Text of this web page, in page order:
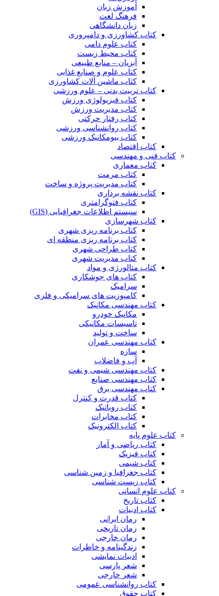
آموزش زبان
فرهنگ لغت
زبان دانشگاهی
کتاب کشاورزی و دامپروری
کتاب علوم دامی
کتاب محیط زیست
آبزیان – منابع طبیعی
کتاب علوم و صنایع غذایی
کتاب ماشین آلات کشاورزی
کتاب تربیت بدنی – علوم ورزشی
کتاب فیزیولوژی ورزش
کتاب مدیریت ورزش
کتاب رفتار حرکتی
کتاب روانشناسی ورزشی
کتاب بیومکانیک ورزشی
کتاب اقتصاد
کتاب فنی و مهندسی
کتاب معماری
کتاب مرمت
کتاب مدیریت پروژه و ساخت
کتاب نقشه برداری
کتاب فتوگرامتری
سیستم اطلاعات جغرافیایی (GIS)
کتاب شهرسازی
کتاب برنامه ریزی شهری
کتاب برنامه ریزی منطقه ای
کتاب طراحی شهری
کتاب مدیریت شهری
کتاب متالورژی و مواد
کتاب های جوشکاری
سرامیک
کامپوزیت های سرامیکی و فلزی
کتاب مهندسی مکانیک
مکانیک خودرو
تاسیسات مکانیکی
ساخت و تولید
کتاب مهندسی عمران
سازه
آب و فاضلاب
کتاب مهندسی شیمی و نفت
کتاب مهندسی صنایع
کتاب مهندسی برق
کتاب قدرت و کنترل
کتاب روباتیک
کتاب مخابرات
کتاب الکترونیک
کتاب علوم پایه
کتاب ریاضی و آمار
کتاب فیزیک
کتاب شیمی
کتاب جغرافیا و زمین شناسی
کتاب زیست شناسی
کتاب علوم انسانی
کتاب تاریخ
کتاب ادبیات
رمان ایرانی
رمان تاریخی
رمان خارجی
زندگینامه و خاطرات
ادبیات نمایشی
شعر پارسی
شعر خارجی
کتاب روانشناسی عمومی
کتاب حقوق